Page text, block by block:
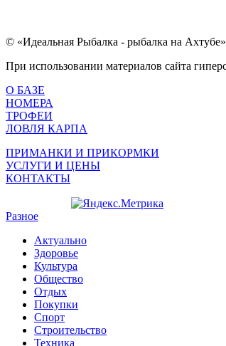
© «Идеальная Рыбалка - рыбалка на
При использовании материалов сайта
О БАЗЕ
НОМЕРА
ТРОФЕИ
ЛОВЛЯ КАРПА
ПРИМАНКИ И ПРИКОРМКИ
УСЛУГИ И ЦЕНЫ
КОНТАКТЫ
Разное
Актуально
Здоровье
Культура
Общество
Отдых
Покупки
Спорт
Строительство
Техника